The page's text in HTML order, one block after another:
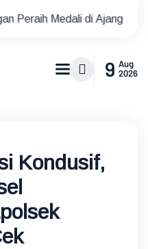
Ajang Porprov Polsek
9 Aug
2026
Kondusif,